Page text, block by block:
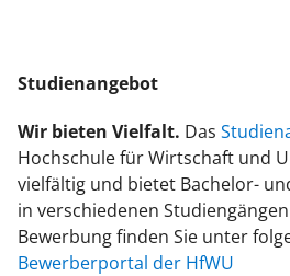
Studienangebot
Wir bieten Vielfalt. Das
Hochschule für Wirtschaft und
vielfältig und bietet Bachelor-
in verschiedenen
Bewerbung finden Sie unter
Bewerberportal der HfWU